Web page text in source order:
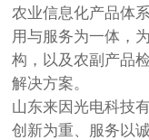
农业信息化产品体
用与服务为一体，
构，以及农副产品
解决方案。
山东来因光电科技
创新为重、服务以